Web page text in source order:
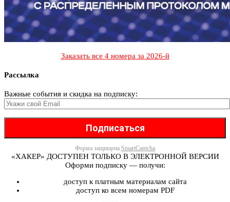
Заказать все 4 номера за 2026-й
Рассылка
Важные события и скидка на подписку:
Форма защищена SmartCaptcha
«ХАКЕР» ДОСТУПЕН ТОЛЬКО В ЭЛЕКТРОННОЙ ВЕРСИИ
Оформи подписку — получи:
доступ к платным материалам сайта
доступ ко всем номерам PDF